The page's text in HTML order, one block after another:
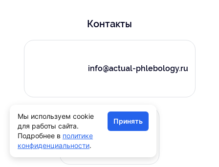
Контакты
info@actual-phlebology.ru
Мы используем cookie
для работы сайта.
Подробнее в политике
конфиденциальности.
Принять